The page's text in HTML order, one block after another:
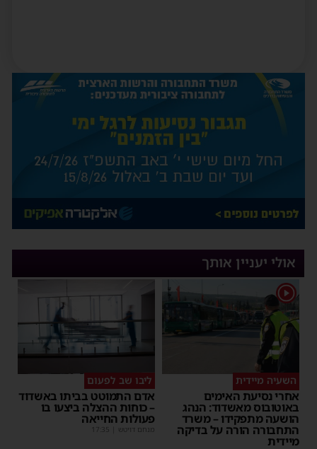
אולי יעניין אותך
1
השעיה מיידית
אחרי נסיעת האימים
באוטובוס מאשדוד: הנהג
הושעה מתפקידו – משרד
התחבורה הורה על בדיקה
מיידית
ליבו שב לפעום
אדם התמוטט בביתו באשדוד
– כוחות ההצלה ביצעו בו
פעולות החייאה
מנחם דויטש 17:35